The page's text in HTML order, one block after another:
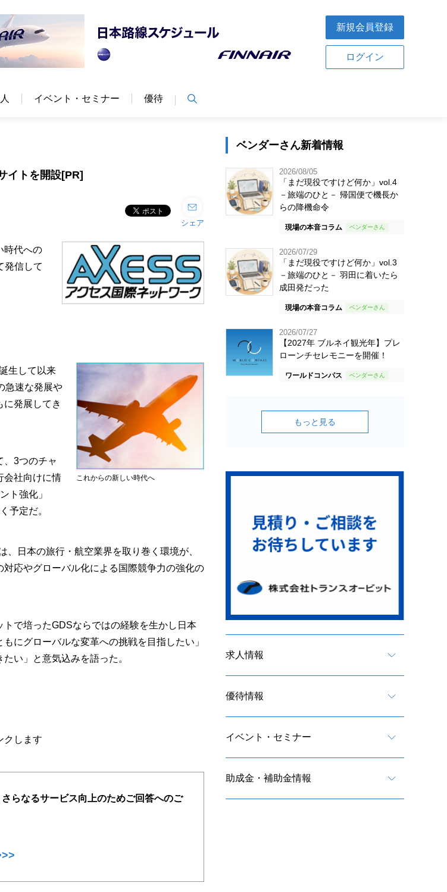
新規会員登録
ログイン
イベント・セミナー 優待
イトを開設[PR]
シェア
時代への
発信して
これからの新しい時代へ
生して以来
急速な発展や
発展してき
3つのチャ
会社向けに情
ト強化」
予定だ。
日本の旅行・航空業界を取り巻く環境が、
応やグローバル化による国際競争力の強化の
で培ったGDSならではの経験を生かし日本
にグローバルな変革への挑戦を目指したい」
い」と意気込みを語った。
クします
らなるサービス向上のためご回答へのご
ベンダーさん新着情報
2026/08/05
「まだ現役ですけど何か」vol.4
－旅端のひと－ 帰国便で機長か
らの降機命令
現場の本音コラム
2026/07/29
「まだ現役ですけど何か」vol.3
－旅端のひと－ 羽田に着いたら
成田発だった
現場の本音コラム
2026/07/27
【2027年 ブルネイ観光年】プレ
ローンチセレモニーを開催！
ワールドコンパス
もっと見る
求人情報
優待情報
イベント・セミナー
助成金・補助金情報